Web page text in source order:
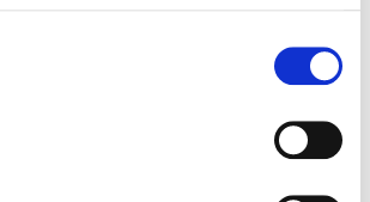
in your local store within 2 hours!